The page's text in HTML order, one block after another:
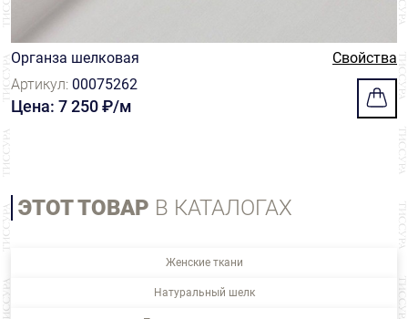
Органза шелковая
Свойства
Артикул: 00075262
Цена: 7 250 ₽/м
ЭТОТ ТОВАР В КАТАЛОГАХ
Женские ткани
Натуральный шелк